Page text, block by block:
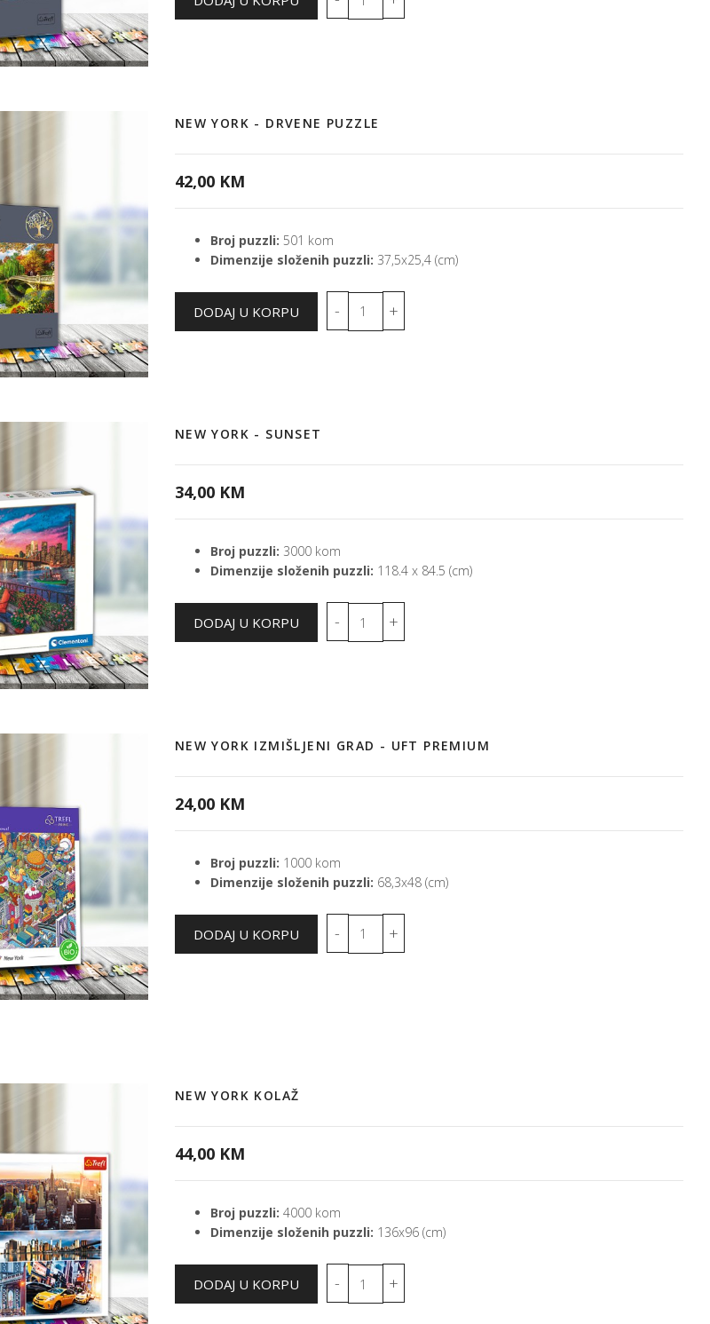
NEW YORK - DRVENE PUZZLE
42,00 KM
Broj puzzli: 501 kom
Dimenzije složenih puzzli: 37,5x25,4 (cm)
NEW YORK - SUNSET
34,00 KM
Broj puzzli: 3000 kom
Dimenzije složenih puzzli: 118.4 x 84.5 (cm)
NEW YORK IZMIŠLJENI GRAD - UFT PREMIUM
24,00 KM
Broj puzzli: 1000 kom
Dimenzije složenih puzzli: 68,3x48 (cm)
NEW YORK KOLAŽ
44,00 KM
Broj puzzli: 4000 kom
Dimenzije složenih puzzli: 136x96 (cm)